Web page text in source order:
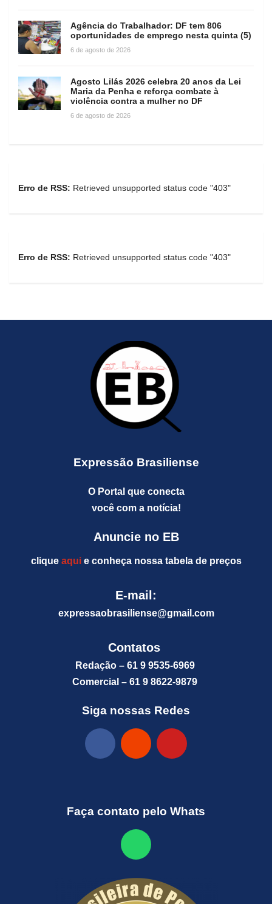
Agência do Trabalhador: DF tem 806
oportunidades de emprego nesta quinta (5)
6 de agosto de 2026
Agosto Lilás 2026 celebra 20 anos da Lei
Maria da Penha e reforça combate à
violência contra a mulher no DF
6 de agosto de 2026
Erro de RSS: Retrieved unsupported status code "403"
Erro de RSS: Retrieved unsupported status code "403"
Expressão Brasiliense
O Portal que conecta
você com a notícia!
Anuncie no EB
clique aquie conheça nossa tabela de preços
E-mail:
expressaobrasiliense@gmail.com
Contatos
Redação – 61 9 9535-6969
Comercial – 61 9 8622-9879
Siga nossas Redes
Faça contato pelo Whats